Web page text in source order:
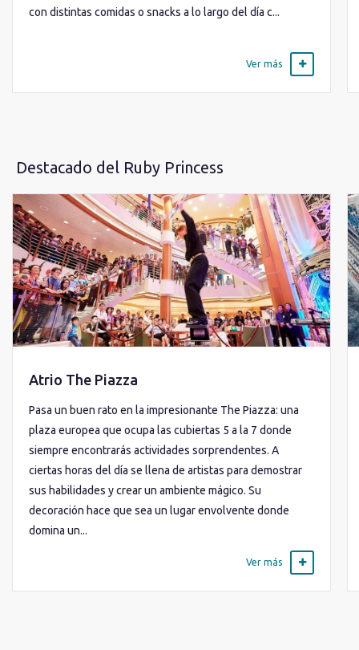
con distintas comidas o snacks a lo largo del día c...
Ver más
Destacado del Ruby Princess
Atrio The Piazza
Pasa un buen rato en la impresionante The Piazza: una
plaza europea que ocupa las cubiertas 5 a la 7 donde
siempre encontrarás actividades sorprendentes. A
ciertas horas del día se llena de artistas para demostrar
sus habilidades y crear un ambiente mágico. Su
decoración hace que sea un lugar envolvente donde
domina un...
Ver más